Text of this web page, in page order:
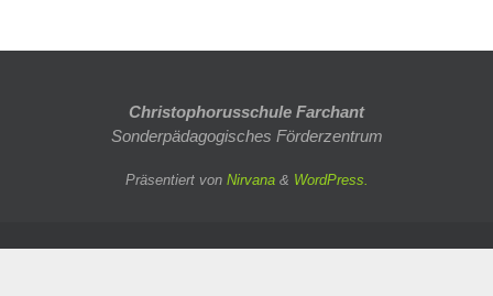
Christophorusschule Farchant
Sonderpädagogisches Förderzentrum
Präsentiert von Nirvana& WordPress.